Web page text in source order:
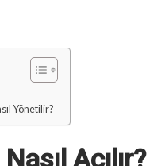
Yönetilir?
Açılır?